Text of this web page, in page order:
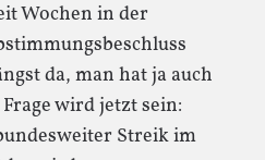
Wochen in der
da, man hat ja auch
wird jetzt sein:
Streik im